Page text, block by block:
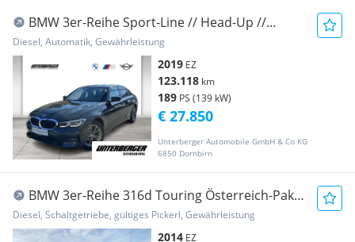
BMW 3er-Reihe Sport-Line // Head-Up //
Laserlicht /...
Diesel, Automatik, Gewährleistung
2019 EZ
123.118 km
189 PS (139 kW)
Unterberger Automobile GmbH & Co KG
6850 Dornbirn
€ 27.850
BMW 3er-Reihe 316d Touring Österreich-Paket
Aut. /// FINANZIE...
Diesel, Schaltgetriebe, gültiges Pickerl, Gewährleistung
2014 EZ